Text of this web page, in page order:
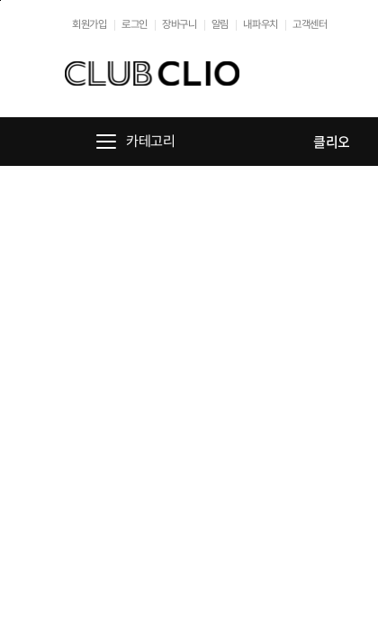
회원가입 로그인 장바구니 알림 내파우치 고객센터
카테고리 클리오